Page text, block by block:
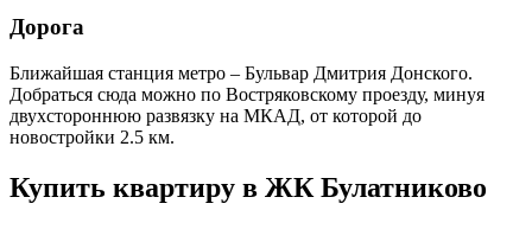
Дорога
Ближайшая станция метро – Бульвар Дмитрия Донского.
Добраться сюда можно по Востряковскому проезду, минуя
двухстороннюю развязку на МКАД, от которой до
новостройки 2.5 км.
Купить квартиру в ЖК Булатниково